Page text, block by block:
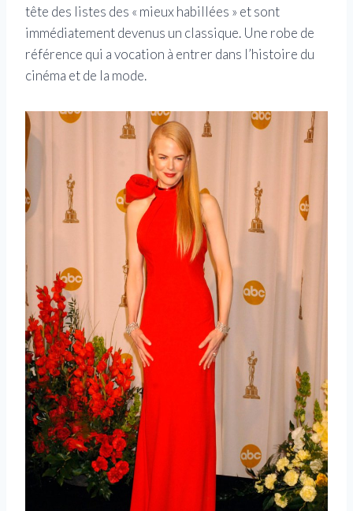
tête des listes des « mieux habillées » et sont
immédiatement devenus un classique. Une robe de
référence qui a vocation à entrer dans l’histoire du
cinéma et de la mode.